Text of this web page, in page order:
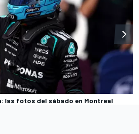
las fotos del sábado en Montreal